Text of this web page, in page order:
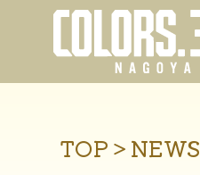
TOP＞NEWS